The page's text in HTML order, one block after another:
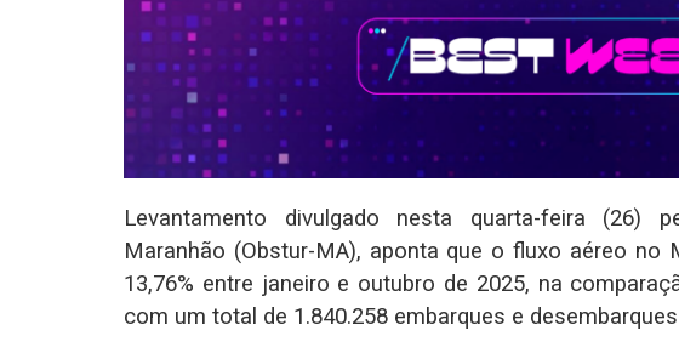
Levantamento divulgado nesta quarta-feira (26)
Maranhão (Obstur-MA), aponta que o fluxo aéreo no
13,76% entre janeiro e outubro de 2025, na
com um total de 1.840.258 embarques e